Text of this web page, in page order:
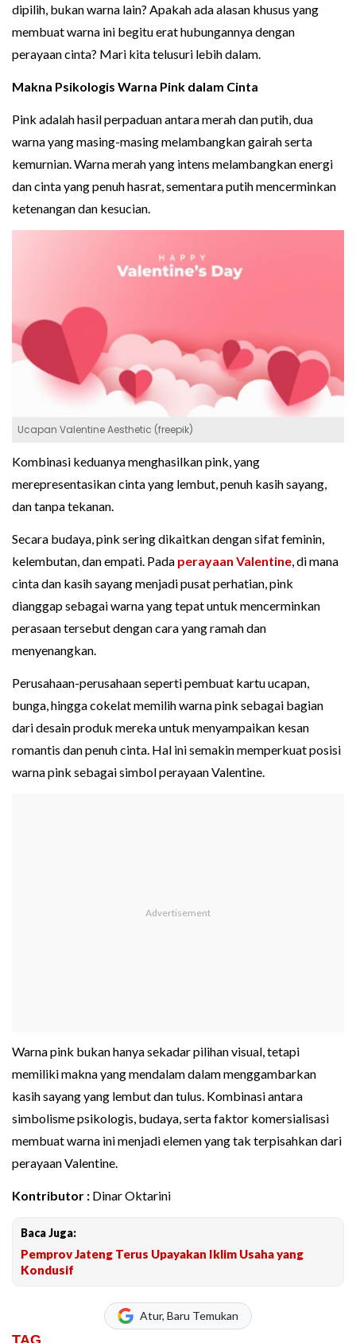
dipilih, bukan warna lain? Apakah ada alasan khusus yang
membuat warna ini begitu erat hubungannya dengan
perayaan cinta? Mari kita telusuri lebih dalam.
Makna Psikologis Warna Pink dalam Cinta
Pink adalah hasil perpaduan antara merah dan putih, dua
warna yang masing-masing melambangkan gairah serta
kemurnian. Warna merah yang intens melambangkan energi
dan cinta yang penuh hasrat, sementara putih mencerminkan
ketenangan dan kesucian.
Ucapan Valentine Aesthetic (freepik)
Kombinasi keduanya menghasilkan pink, yang
merepresentasikan cinta yang lembut, penuh kasih sayang,
dan tanpa tekanan.
Secara budaya, pink sering dikaitkan dengan sifat feminin,
kelembutan, dan empati. Pada perayaan Valentine , di mana
cinta dan kasih sayang menjadi pusat perhatian, pink
dianggap sebagai warna yang tepat untuk mencerminkan
perasaan tersebut dengan cara yang ramah dan
menyenangkan.
Perusahaan-perusahaan seperti pembuat kartu ucapan,
bunga, hingga cokelat memilih warna pink sebagai bagian
dari desain produk mereka untuk menyampaikan kesan
romantis dan penuh cinta. Hal ini semakin memperkuat posisi
warna pink sebagai simbol perayaan Valentine.
Warna pink bukan hanya sekadar pilihan visual, tetapi
memiliki makna yang mendalam dalam menggambarkan
kasih sayang yang lembut dan tulus. Kombinasi antara
simbolisme psikologis, budaya, serta faktor komersialisasi
membuat warna ini menjadi elemen yang tak terpisahkan dari
perayaan Valentine.
Kontributor : Dinar Oktarini
Baca Juga:
Pemprov Jateng Terus Upayakan Iklim Usaha yang
Kondusif
Atur, Baru Temukan
TAG